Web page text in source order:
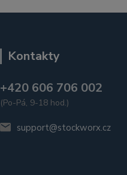
Kontakty
+420 606 706 002
(Po-Pá, 9-18 hod.)
support@stockworx.cz